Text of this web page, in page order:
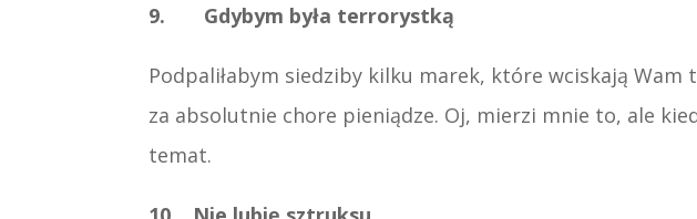
9. Gdybym była terrorystką
Podpaliłabym siedziby kilku marek, które wciskają Wam
za absolutnie chore pieniądze. Oj, mierzi mnie to, ale
temat.